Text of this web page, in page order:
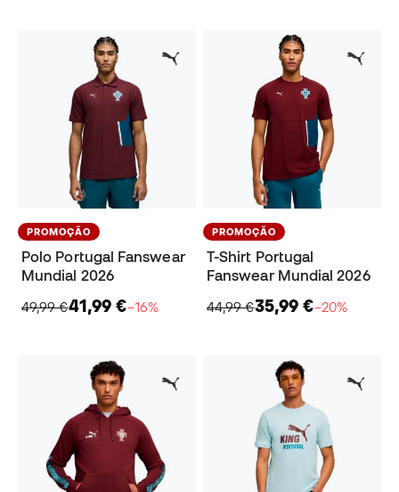
PROMOÇÃO
Polo Portugal Fanswear
Mundial 2026
49,99 €41,99 €−16%
PROMOÇÃO
T-Shirt Portugal
Fanswear Mundial 2026
44,99 €35,99 €−20%